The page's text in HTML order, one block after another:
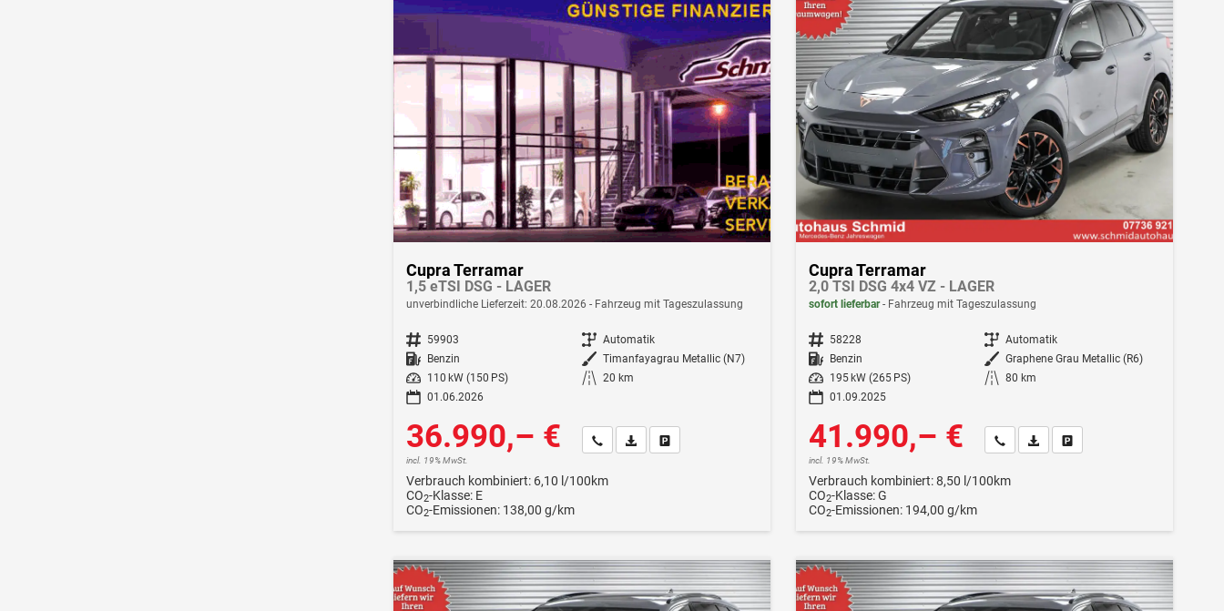
Cupra Terramar
1,5 eTSI DSG - LAGER
unverbindliche Lieferzeit: 20.08.2026 Fahrzeug mit Tageszulassung
Fahrzeugnr. 59903 Getriebe Automatik
Kraftstoff Benzin Außenfarbe Timanfayagrau Metallic (N7)
Leistung
110 kW (150 PS) Kilometerstand 20 km
01.06.2026
36.990,– €
incl. 19% MwSt.
Wir rufen Sie an
Fahrzeugexposé (PDF)
Fahrzeug parken
Verbrauch kombiniert: 6,10 l/100km
CO2-Klasse: E
CO2-Emissionen: 138,00 g/km
Cupra Terramar
2,0 TSI DSG 4x4 VZ - LAGER
sofort lieferbar Fahrzeug mit Tageszulassung
Fahrzeugnr. 58228 Getriebe Automatik
Kraftstoff Benzin Außenfarbe Graphene Grau Metallic (R6)
Leistung
195 kW (265 PS) Kilometerstand 80 km
01.09.2025
41.990,– €
incl. 19% MwSt.
Wir rufen Sie an
Fahrzeugexposé (PDF)
Fahrzeug parken
Verbrauch kombiniert:8,50 l/100km
CO2-Klasse:G
CO2-Emissionen: 194,00 g/km